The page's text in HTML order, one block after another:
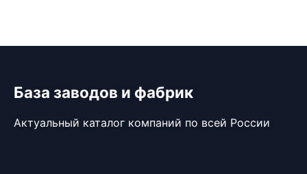
База заводов и фабрик
Актуальный каталог компаний по всей России